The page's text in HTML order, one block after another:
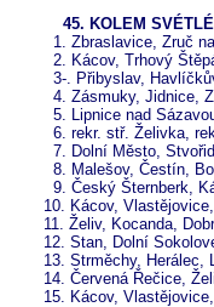
45. KOLEM
1. Zbraslavice, Zruč
2. Kácov, Trhový
3-. Přibyslav,
4. Zásmuky, Jidnice,
5. Lipnice nad
6. rekr. stř. Želivka,
7. Dolní Město,
8. Malešov, Čestín,
9. Český Šternberk,
10. Kácov,
11. Želiv, Kocanda,
12. Stan, Dolní
13. Strměchy, Herálec,
14. Červená Řečice,
15. Kácov,